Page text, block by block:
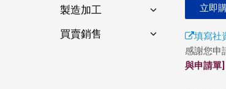
製造加工
買賣銷售
立即
填寫社
感謝您申
與申請單]